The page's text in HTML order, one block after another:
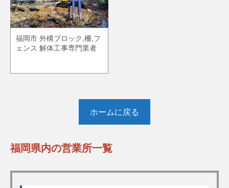
福岡市 外構ブロック,柵,フ
ェンス 解体工事専門業者
ホームに戻る
福岡県内の営業所一覧